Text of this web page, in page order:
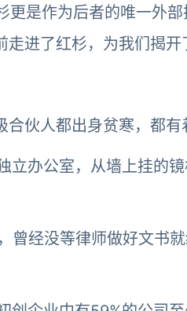
是作为后者的唯一外
进了红杉，为我们揭开
伙人都出身贫寒，都有
立办公室，从墙上挂的
曾经没等律师做好文书